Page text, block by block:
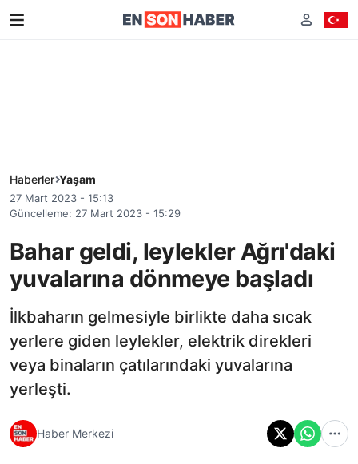
Haberler Yaşam
27 Mart 2023 - 15:13
Güncelleme: 27 Mart 2023 - 15:29
Bahar geldi, leylekler Ağrı'daki
yuvalarına dönmeye başladı
İlkbaharın gelmesiyle birlikte daha sıcak
yerlere giden leylekler, elektrik direkleri
veya binaların çatılarındaki yuvalarına
yerleşti.
Haber Merkezi